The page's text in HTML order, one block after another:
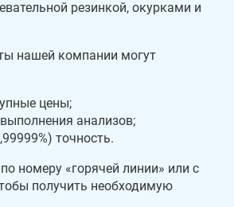
резинкой, окурками и
нашей компании могут
цены;
анализов;
точность.
номеру «горячей линии» или с
получить необходимую